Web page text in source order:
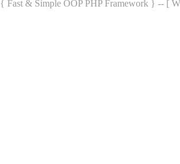
{ Fast & Simple OOP PHP Framework } -- [